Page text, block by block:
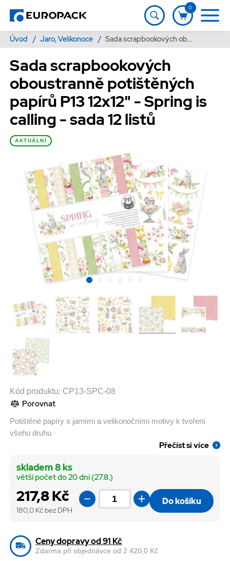
0
Úvod / Jaro, Velikonoce / Sada scrapbookových oboustranně potištěných papírů P13 12x12" - Spring is calling - sada 12 listů
Sada scrapbookových
oboustranně potištěných
papírů P13 12x12" - Spring is
calling - sada 12 listů
AKTUÁLNÍ
Kód produktu: CP13-SPC-08
Porovnat
Potištěné papíry s jarními a velikonočními motivy k tvoření
všeho druhu
Přečíst si více
217,8 Kč
180,0 Kč bez DPH
skladem 8 ks
větší počet do 20 dní (27.8.)
Do košíku
Ceny dopravy od 91 Kč
Zdarma při objednávce od 2 420,0 Kč